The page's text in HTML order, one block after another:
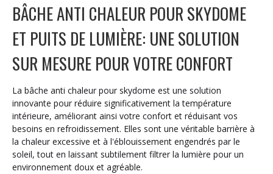
BÂCHE ANTI CHALEUR POUR SKYDOME
ET PUITS DE LUMIÈRE: UNE SOLUTION
SUR MESURE POUR VOTRE CONFORT
La bâche anti chaleur pour skydome est une solution
innovante pour réduire significativement la température
intérieure, améliorant ainsi votre confort et réduisant vos
besoins en refroidissement. Elles sont une véritable barrière à
la chaleur excessive et à l'éblouissement engendrés par le
soleil, tout en laissant subtilement filtrer la lumière pour un
environnement doux et agréable.